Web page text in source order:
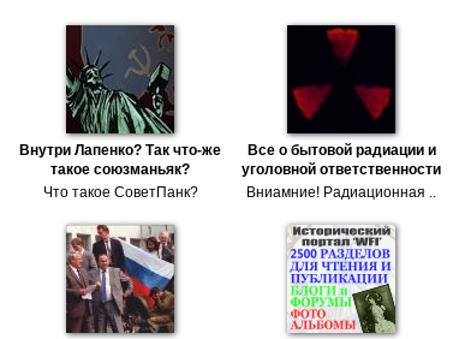
Внутри Лапенко? Так что-же
такое союзманьяк?
Что такое СоветПанк?
Все о бытовой радиации и
уголовной ответственности
Вниамние! Радиационная ..